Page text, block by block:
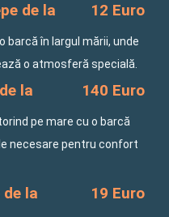
de la 12 Euro
barcă în largul mării, unde
o atmosferă specială.
la 140 Euro
pe mare cu o barcă
necesare pentru confort
la 19 Euro